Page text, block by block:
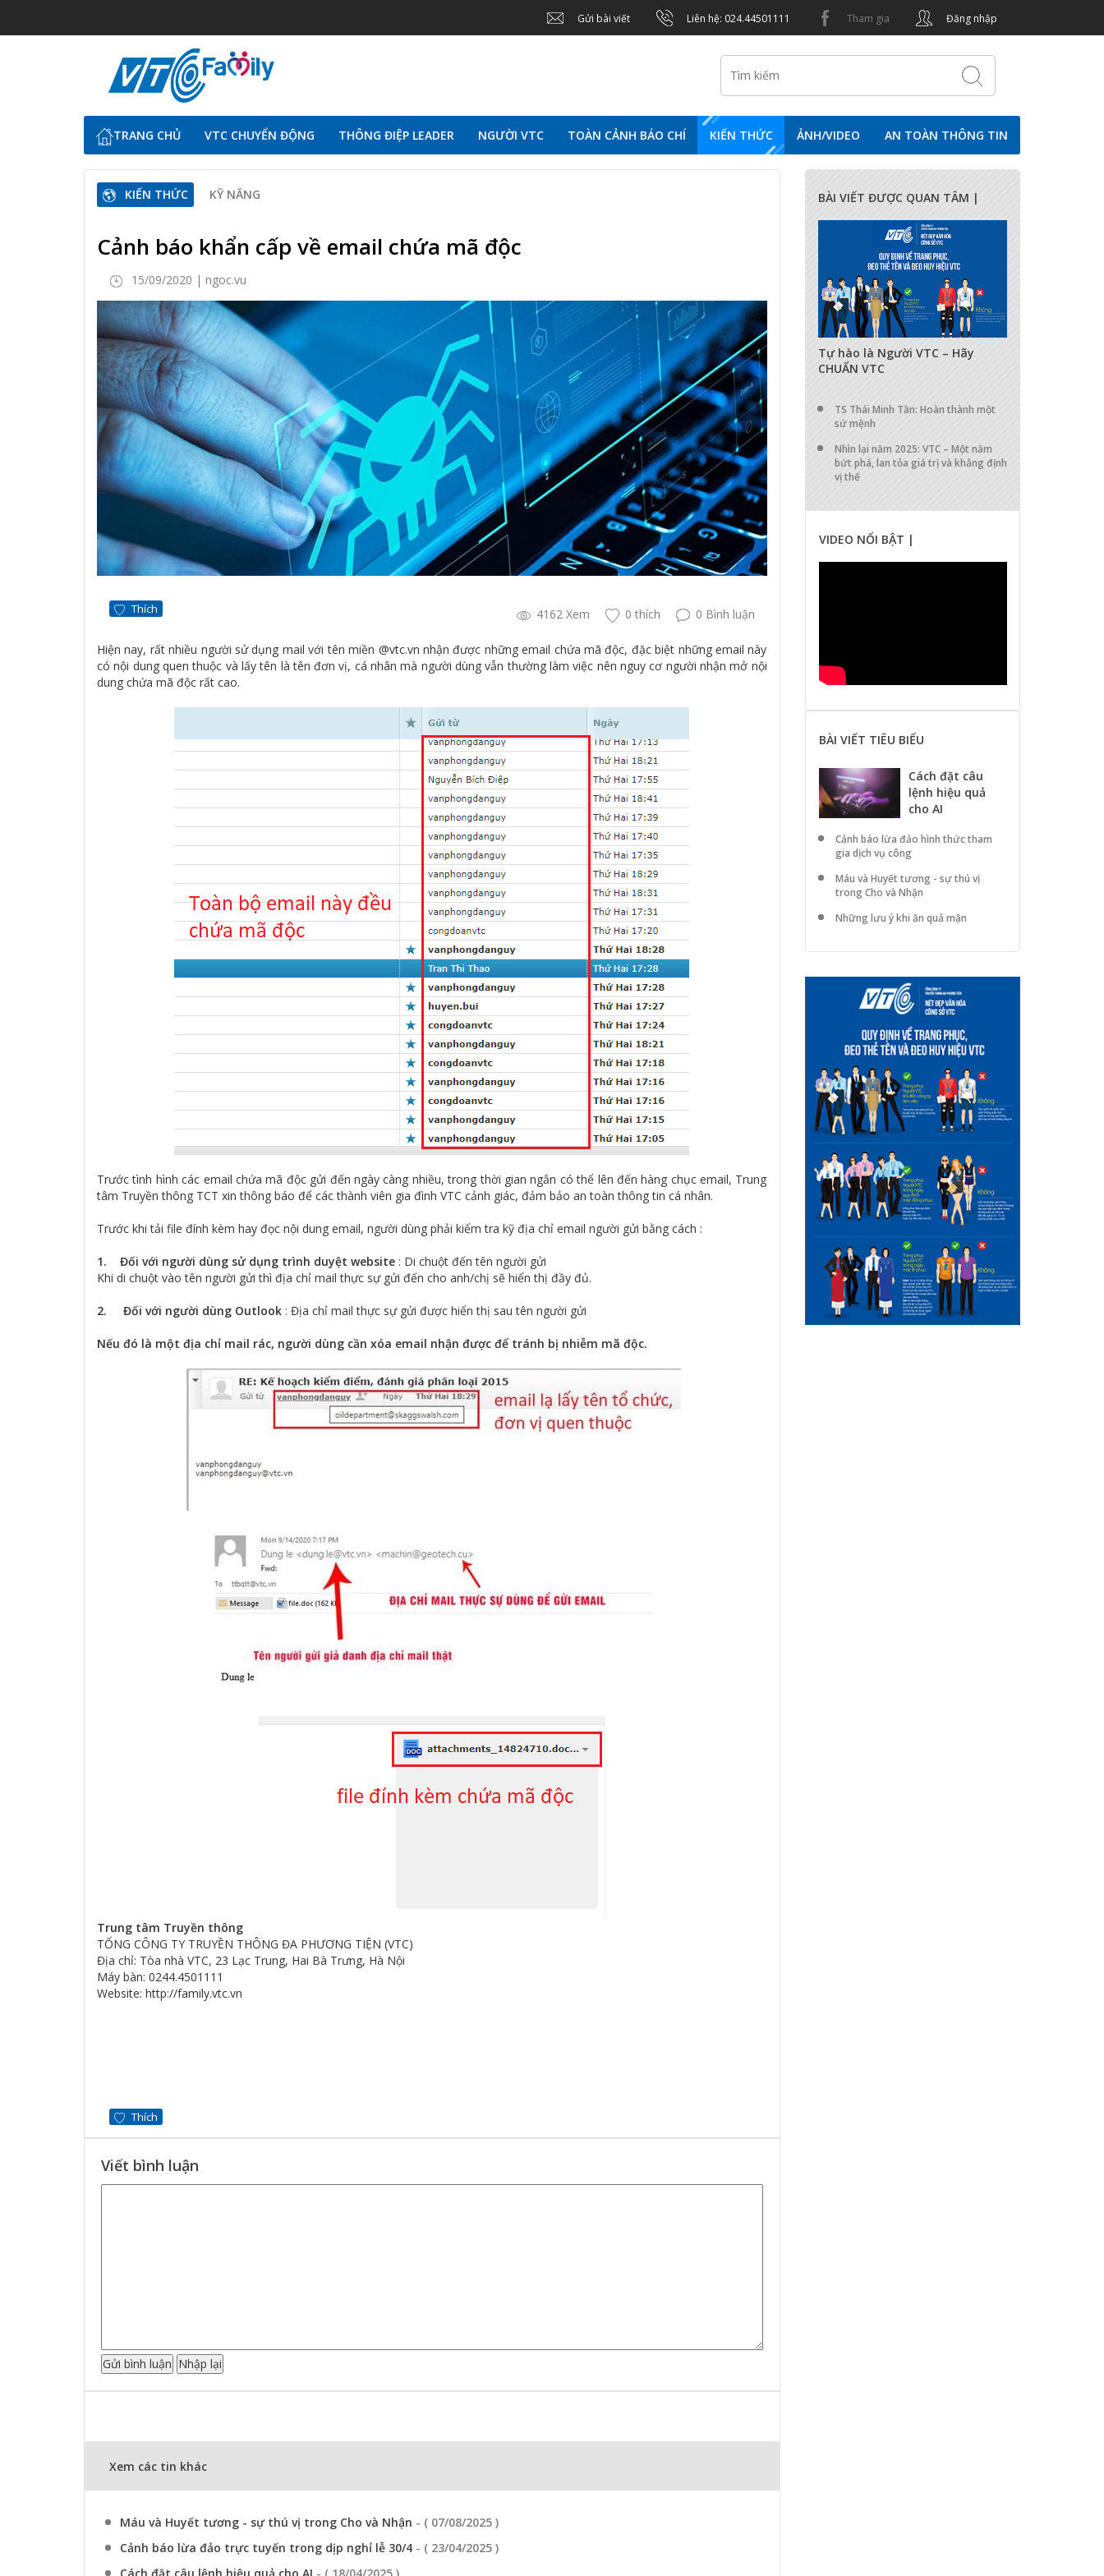
Gửi bài viết Liên hệ: 024.44501111 Tham gia Đăng nhập
TRANG CHỦ VTC CHUYỂN ĐỘNG THÔNG ĐIỆP LEADER NGƯỜI VTC TOÀN CẢNH BÁO CHÍ KIẾN THỨC ẢNH/VIDEO AN TOÀN THÔNG TIN
KIẾN THỨC KỸ NĂNG
Cảnh báo khẩn cấp về email chứa mã độc
15/09/2020 | ngoc.vu
Thích 4162 Xem 0 thích 0 Bình luận
Hiện nay, rất nhiều người sử dụng mail với tên miền @vtc.vn nhận được những email chứa mã độc, đặc biệt những email này
có nội dung quen thuộc và lấy tên là tên đơn vị, cá nhân mà người dùng vẫn thường làm việc nên nguy cơ người nhận mở nội
dung chứa mã độc rất cao.
Trước tình hình các email chứa mã độc gửi đến ngày càng nhiều, trong thời gian ngắn có thể lên đến hàng chục email, Trung
tâm Truyền thông TCT xin thông báo để các thành viên gia đình VTC cảnh giác, đảm bảo an toàn thông tin cá nhân.
Trước khi tải file đính kèm hay đọc nội dung email, người dùng phải kiểm tra kỹ địa chỉ email người gửi bằng cách :
1. Đối với người dùng sử dụng trình duyệt website : Di chuột đến tên người gửi
Khi di chuột vào tên người gửi thì địa chỉ mail thực sự gửi đến cho anh/chị sẽ hiển thị đầy đủ.
2. Đối với người dùng Outlook : Địa chỉ mail thực sự gửi được hiển thị sau tên người gửi
Nếu đó là một địa chỉ mail rác, người dùng cần xóa email nhận được để tránh bị nhiễm mã độc.
Trung tâm Truyền thông
TỔNG CÔNG TY TRUYỀN THÔNG ĐA PHƯƠNG TIỆN (VTC)
Địa chỉ: Tòa nhà VTC, 23 Lạc Trung, Hai Bà Trưng, Hà Nội
Máy bàn: 0244.4501111
Website: http://family.vtc.vn
Thích
Viết bình luận
Xem các tin khác
Máu và Huyết tương - sự thú vị trong Cho và Nhận - ( 07/08/2025 )
Cảnh báo lừa đảo trực tuyến trong dịp nghỉ lễ 30/4 - ( 23/04/2025 )
BÀI VIẾT ĐƯỢC QUAN TÂM |
Tự hào là Người VTC – Hãy
CHUẨN VTC
TS Thái Minh Tần: Hoàn thành một
sứ mệnh
Nhìn lại năm 2025: VTC – Một năm
bứt phá, lan tỏa giá trị và khẳng định
vị thế
VIDEO NỔI BẬT |
BÀI VIẾT TIÊU BIỂU
Cách đặt câu
lệnh hiệu quả
cho AI
Cảnh báo lừa đảo hình thức tham
gia dịch vụ công
Máu và Huyết tương - sự thú vị
trong Cho và Nhận
Những lưu ý khi ăn quả mận